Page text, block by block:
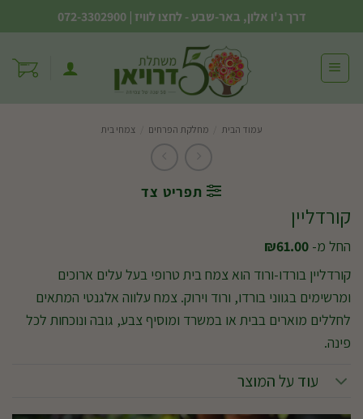
to
content
דרך ג'ו אלון, באר-שבע - לחצו לוויז |
072-3302900
עמוד הבית מחלקת הפרחים צמחי בית
תפריט צד
קורדליין
החל מ- ₪61.00
קורדליין בורדו-ורוד הוא צמח בית טרופי בעל עלים ארוכים
ומרשימים בגווני בורדו, ורוד וירוק. צמח עלווה אלגנטי המתאים
לחללים מוארים בבית או במשרד ומוסיף צבע, גובה ונוכחות לכל
פינה.
עוד על המוצר